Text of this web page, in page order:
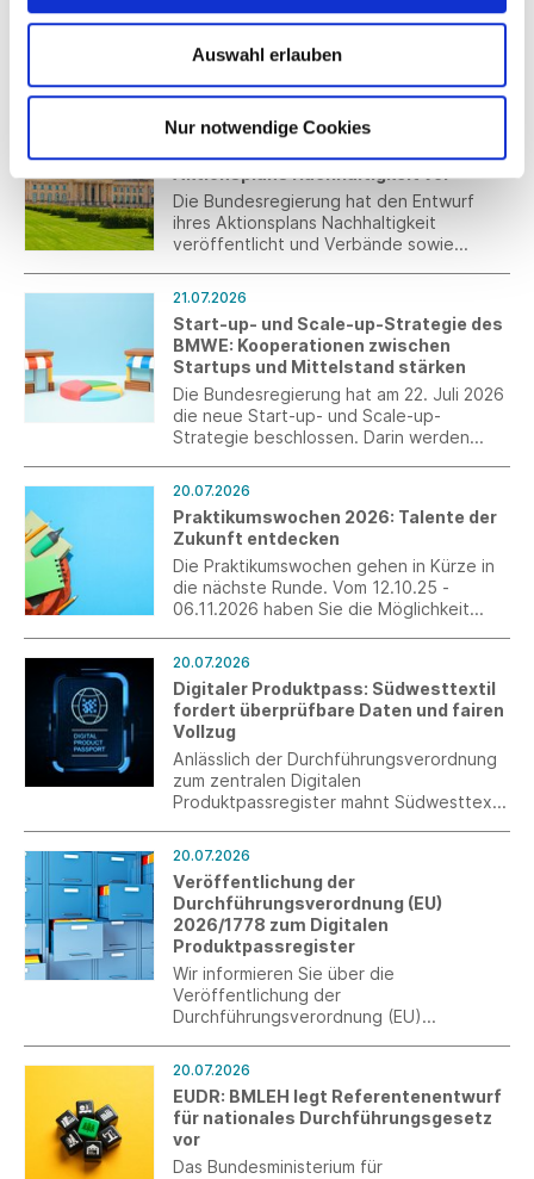
Auswahl erlauben
Nur notwendige Cookies
Entwicklung des jeweiligen
Verbraucherpreisindexes.
BOSS BY BECKHAM präsentiert die
Sommer-Capsule für
zusammengestellte Auswahl an Smart-
21.07.2026
Aktionsplans Nachhaltigkeit vor
Die Bundesregierung hat den Entwurf
ihres Aktionsplans Nachhaltigkeit
veröffentlicht und Verbände sowie
neuen gesetzlichen Vorgaben, gibt
jedoch die politischen Schwerpunkte der
Bundesregierung für die kommenden
Jahre vor.
21.07.2026
Start-up- und Scale-up-Strategie des
BMWE: Kooperationen zwischen
Startups und Mittelstand stärken
Die Bundesregierung hat am 22. Juli 2026
die neue Start-up- und Scale-up-
Strategie beschlossen. Darin werden
zwischen Startups und Mittelstand
aufgegriffen.
20.07.2026
Praktikumswochen 2026: Talente der
Zukunft entdecken
Die Praktikumswochen gehen in Kürze in
die nächste Runde. Vom 12.10.25 -
06.11.2026 haben Sie die Möglichkeit
Fachkräfte von morgen zu gewinnen.
Erleben Sie die Jugendlichen persönlich
und verzahnen Sie die Berufswelt mit der
Schulwelt.
20.07.2026
Digitaler Produktpass: Südwesttextil
fordert überprüfbare Daten und fairen
Vollzug
Anlässlich der Durchführungsverordnung
zum zentralen Digitalen
Produktpassregister mahnt Südwesttextil
wirksamer Marktüberwachung kann ein
fairer Wettbewerb sichergestellt werden.
20.07.2026
Veröffentlichung der
Durchführungsverordnung (EU)
2026/1778 zum Digitalen
Produktpassregister
Wir informieren Sie über die
Veröffentlichung der
Durchführungsverordnung (EU)
Rahmen der Ökodesign-Verordnung
(ESPR).
20.07.2026
EUDR: BMLEH legt Referentenentwurf
für nationales Durchführungsgesetz
vor
Das Bundesministerium für